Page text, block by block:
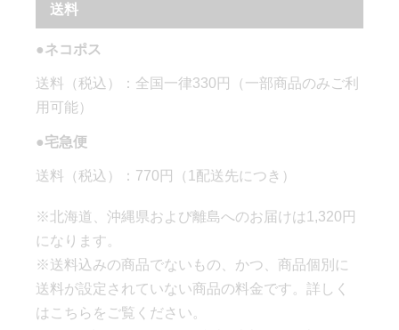
送料
●ネコポス
送料（税込）：全国一律330円（一部商品のみご利
用可能）
●宅急便
送料（税込）：770円（1配送先につき）
※北海道、沖縄県および離島へのお届けは1,320円
になります。
※送料込みの商品でないもの、かつ、商品個別に
送料が設定されていない商品の料金です。詳しく
はこちらをご覧ください。